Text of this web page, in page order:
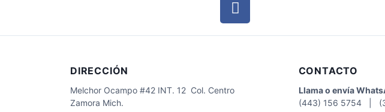
DIRECCIÓN
Melchor Ocampo #42 INT. 12 Col. Centro
Zamora Mich.
CONTACTO
Llama o envía
(443) 156 5754 |